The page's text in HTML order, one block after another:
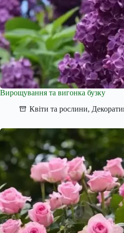
Вирощування та вигонка бузку
Квіти та рослини,